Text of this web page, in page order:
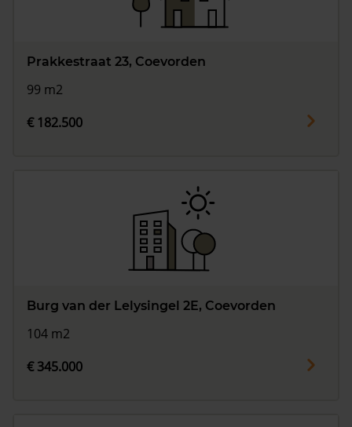
Prakkestraat 23, Coevorden
99 m2
€ 182.500
Burg van der Lelysingel 2E, Coevorden
104 m2
€ 345.000